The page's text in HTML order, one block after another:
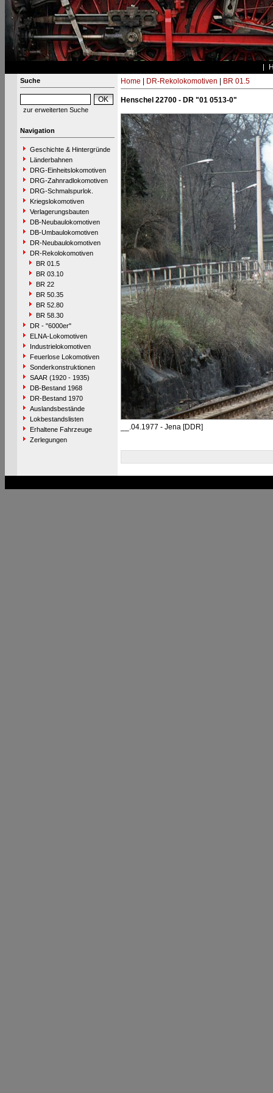
Suche
zur erweiterten Suche
Navigation
Geschichte & Hintergründe
Länderbahnen
DRG-Einheitslokomotiven
DRG-Zahnradlokomotiven
DRG-Schmalspurlok.
Kriegslokomotiven
Verlagerungsbauten
DB-Neubaulokomotiven
DB-Umbaulokomotiven
DR-Neubaulokomotiven
DR-Rekolokomotiven
BR 01.5
BR 03.10
BR 22
BR 50.35
BR 52.80
BR 58.30
DR - "6000er"
ELNA-Lokomotiven
Industrielokomotiven
Feuerlose Lokomotiven
Sonderkonstruktionen
SAAR (1920 - 1935)
DB-Bestand 1968
DR-Bestand 1970
Auslandsbestände
Lokbestandslisten
Erhaltene Fahrzeuge
Zerlegungen
Home DR-Rekolokomotiven BR 01.5
Henschel 22700 - DR "01 0513-0"
__.04.1977 - Jena [DDR]